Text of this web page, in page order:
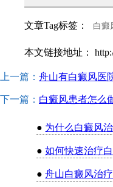
文章Tag标签： 白癜
本文链接地址：
上一篇： 舟山有白癜风医
下一篇： 白癜风患者怎么
● 为什么白癜风
●如何快速治疗
●舟山白癜风治